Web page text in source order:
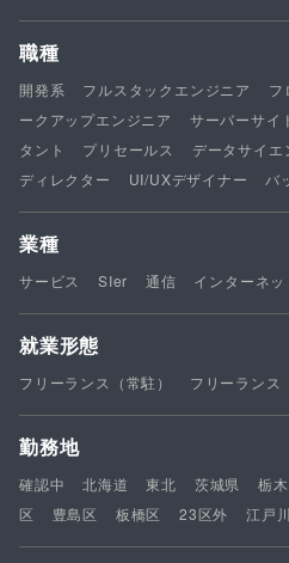
職種
開発系 フルスタックエンジニア フ
ークアップエンジニア
サーバーサイ
タント
プリセールス データサイエ
ディレクター
UI/UXデザイナー バ
業種
サービス SIer 通信 インターネッ
就業形態
フリーランス（常駐） フリーランス
勤務地
確認中 北海道 東北 茨城県 栃
区
豊島区 板橋区 23区外 江戸